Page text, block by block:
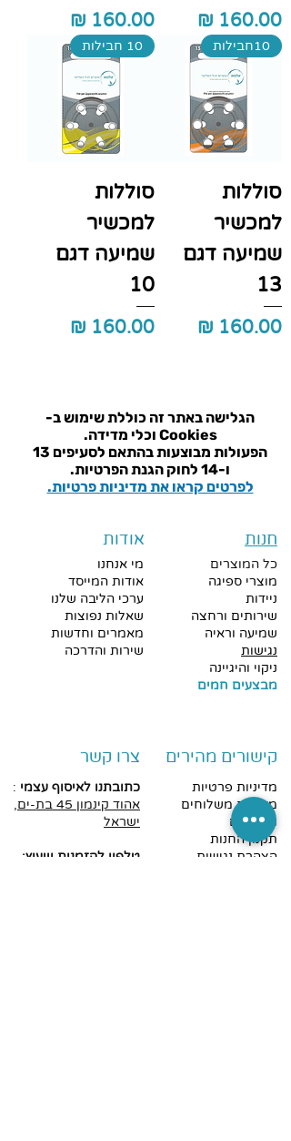
מחיר מחיר
10חבילות
סוללות
למכשיר
שמיעה דגם
13
מחיר
10 חבילות
סוללות
למכשיר
שמיעה דגם
10
מחיר
הגלישה באתר זה כוללת שימוש ב-
Cookies וכלי מדידה.
הפעולות מבוצעות בהתאם ל
סעיפים 13
ו-14 לחוק הגנת הפרטיות.
לפרטים קראו את מדיניות פרטיות.
אודות
מי אנחנו
אודות המייסד
ערכי הליבה שלנו
שאלות נפוצות
מאמרים וחדשות
שירות והדרכה
חנות
כל המוצרים
מוצרי ספיגה
ניידות
שירותים ורחצה
שמיעה וראיה
נגישות
ניקוי והיגיינה
מבצעים חמים
צרו קשר
כתובתנו לאיסוף עצמי :
אהוד
קינמון 45 בת-ים,
ישראל
טלפון להזמנות וייעוץ:
קישורים מהירים
מדיניות פרטיות
מדיניות משלוחים
וביטולים
תקנון החנות
הצהרת נגישות